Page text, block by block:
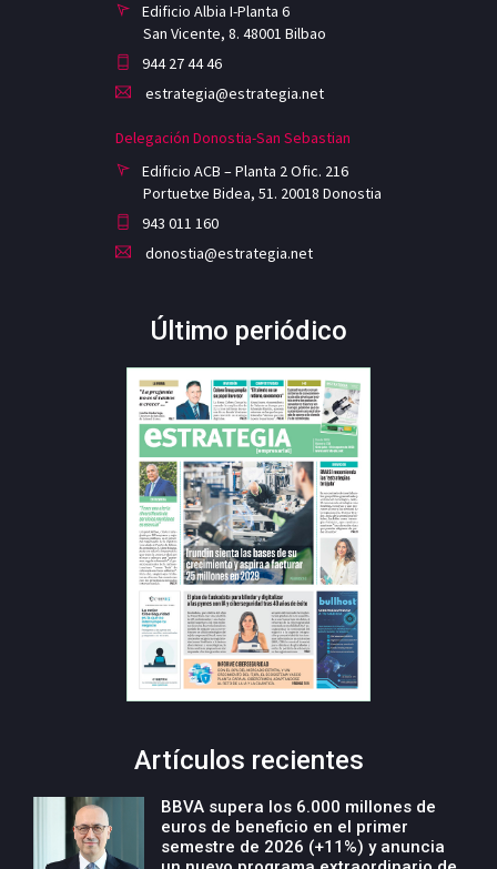
Edificio Albia I-Planta 6
San Vicente, 8. 48001 Bilbao
944 27 44 46
estrategia@estrategia.net
Delegación Donostia-San Sebastian
Edificio ACB – Planta 2 Ofic. 216
Portuetxe Bidea, 51. 20018 Donostia
943 011 160
donostia@estrategia.net
Último periódico
Artículos recientes
BBVA supera los 6.000 millones de
euros de beneficio en el primer
semestre de 2026 (+11%) y anuncia